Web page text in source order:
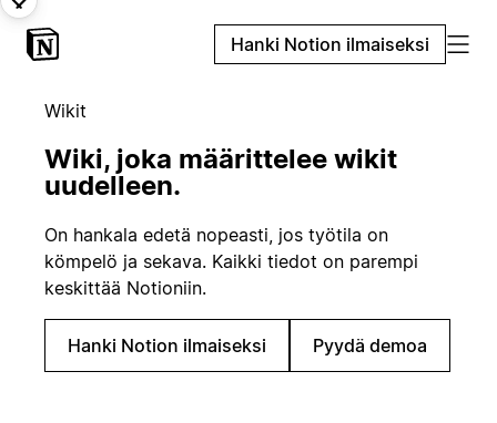
Hanki Notion ilmaiseksi
Wikit
Wiki, joka määrittelee wikit
uudelleen.
On hankala edetä nopeasti, jos työtila on
kömpelö ja sekava. Kaikki tiedot on parempi
keskittää Notioniin.
Hanki Notion ilmaiseksi Pyydä demoa